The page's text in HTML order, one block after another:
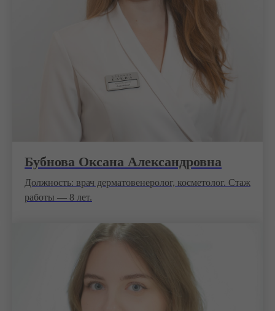
Бубнова Оксана Александровна
Должность: врач дерматовенеролог, косметолог. Стаж
работы — 8 лет.